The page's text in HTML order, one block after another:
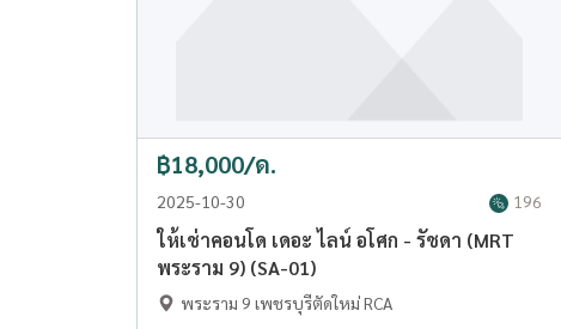
฿18,000/ด.
2025-10-30 196
ให้เช่าคอนโด เดอะ ไลน์ อโศก - รัชดา (MRT
พระราม 9) (SA-01)
พระราม 9 เพชรบุรีตัดใหม่ RCA